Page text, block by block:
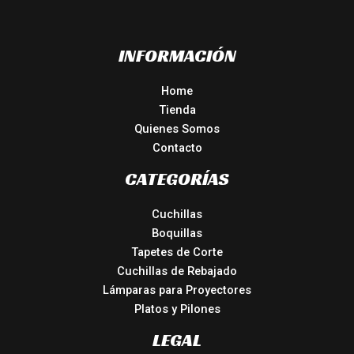
INFORMACIÓN
Home
Tienda
Quienes Somos
Contacto
CATEGORÍAS
Cuchillas
Boquillas
Tapetes de Corte
Cuchillas de Rebajado
Lámparas para Proyectores
Platos y Pilones
LEGAL